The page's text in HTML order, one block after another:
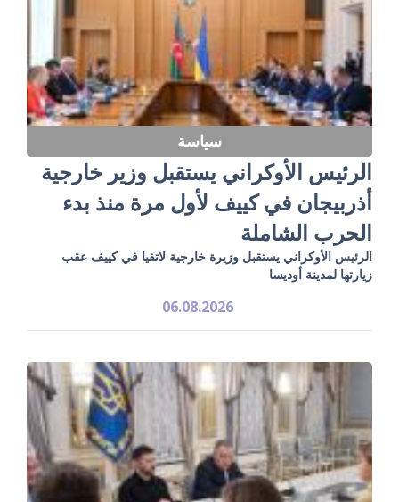
سياسة
الرئيس الأوكراني يستقبل وزير خارجية
أذربيجان في كييف لأول مرة منذ بدء
الحرب الشاملة
الرئيس الأوكراني يستقبل وزيرة خارجية لاتفيا في كييف عقب
زيارتها لمدينة أوديسا
06.08.2026